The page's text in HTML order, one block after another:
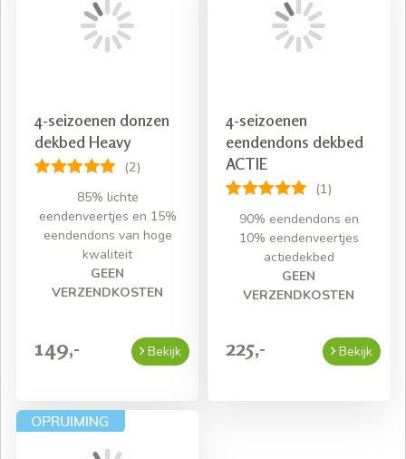
4-seizoenen donzen
dekbed Heavy
(2)
85% lichte
eendenveertjes en 15%
eendendons van hoge
kwaliteit
GEEN
VERZENDKOSTEN
149,- Bekijk
4-seizoenen
eendendons dekbed
ACTIE
(1)
90% eendendons en
10% eendenveertjes
actiedekbed
GEEN
VERZENDKOSTEN
225,- Bekijk